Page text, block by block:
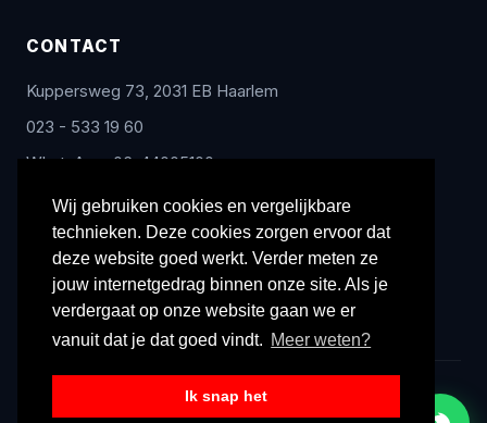
Wij gebruiken cookies en vergelijkbare
technieken. Deze cookies zorgen ervoor dat
deze website goed werkt. Verder meten ze
jouw internetgedrag binnen onze site. Als je
verdergaat op onze website gaan we er
vanuit dat je dat goed vindt. Meer weten?
Ik snap het
CONTACT
Kuppersweg 73, 2031 EB Haarlem
023 - 533 19 60
WhatsApp: 06-44005100
info@radex-benelux.nl
Ma – Vrij: 9:00 – 17:00
© 2026 Radex Benelux. Alle rechten voorbehouden.